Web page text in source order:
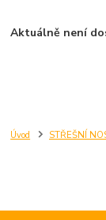
Úvod STŘEŠNÍ
Aktuálně není